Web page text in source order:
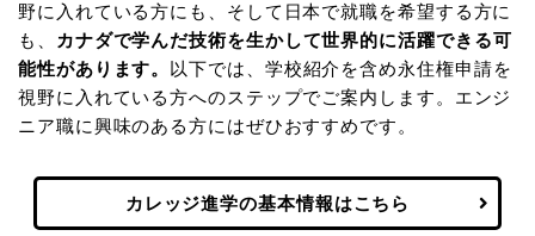
野に入れている方にも、そして日本で就職を希望する方に
も、
カナダで学んだ技術を生かして世界的に活躍できる可
能性があります。
以下では、学校紹介を含め永住権申請を
視野に入れている方へのステップでご案内します。エンジ
ニア職に興味のある方にはぜひおすすめです。
カレッジ進学の基本情報はこちら